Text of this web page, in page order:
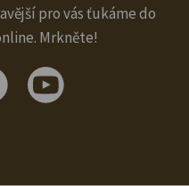
pro vás ťukáme do
Mrkněte!